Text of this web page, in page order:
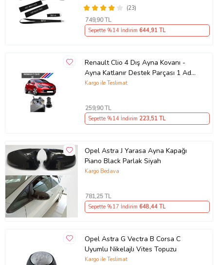
(23)
749,90 TL
Sepette %14 İndirim 644,91 TL
Renault Clio 4 Dış Ayna Kovanı -
Ayna Katlanır Destek Parçası 1 Adet
490307706 M3625
Kargo ile Teslimat
259,90 TL
Sepette %14 İndirim 223,51 TL
Opel Astra J Yarasa Ayna Kapağı
Piano Black Parlak Siyah
Kargo Bedava
781,25 TL
Sepette %17 İndirim 648,44 TL
Opel Astra G Vectra B Corsa C
Uyumlu Nikelajlı Vites Topuzu
Kargo ile Teslimat